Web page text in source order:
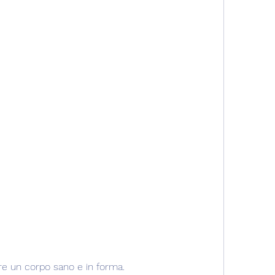
un corpo sano e in forma.